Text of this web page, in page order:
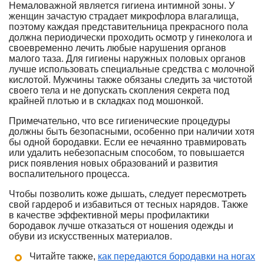
Немаловажной является гигиена интимной зоны. У
женщин зачастую страдает микрофлора влагалища,
поэтому каждая представительница прекрасного пола
должна периодически проходить осмотр у гинеколога и
своевременно лечить любые нарушения органов
малого таза. Для гигиены наружных половых органов
лучше использовать специальные средства с молочной
кислотой. Мужчины также обязаны следить за чистотой
своего тела и не допускать скопления секрета под
крайней плотью и в складках под мошонкой.
Примечательно, что все гигиенические процедуры
должны быть безопасными, особенно при наличии хотя
бы одной бородавки. Если ее нечаянно травмировать
или удалить небезопасным способом, то повышается
риск появления новых образований и развития
воспалительного процесса.
Чтобы позволить коже дышать, следует пересмотреть
свой гардероб и избавиться от тесных нарядов. Также
в качестве эффективной меры профилактики
бородавок лучше отказаться от ношения одежды и
обуви из искусственных материалов.
Читайте также, как передаются бородавки на ногах